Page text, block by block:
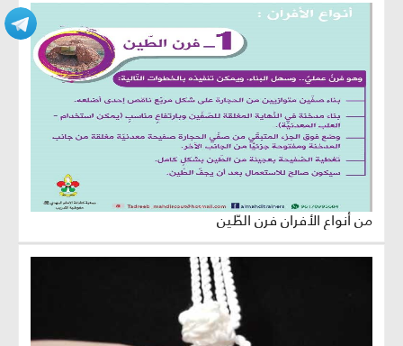
من أنواع الأفران فرن الطّين